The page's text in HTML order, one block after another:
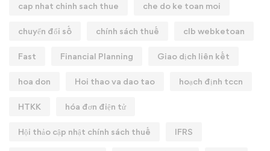
cap nhat chinh sach thue che do ke toan moi
chuyển đổi số chính sách thuế clb webketoan
Fast Financial Planning Giao dịch liên kết
hoa don Hoi thao va dao tao hoạch định tccn
HTKK hóa đơn điện tử
Hội thảo cập nhật chính sách thuế IFRS